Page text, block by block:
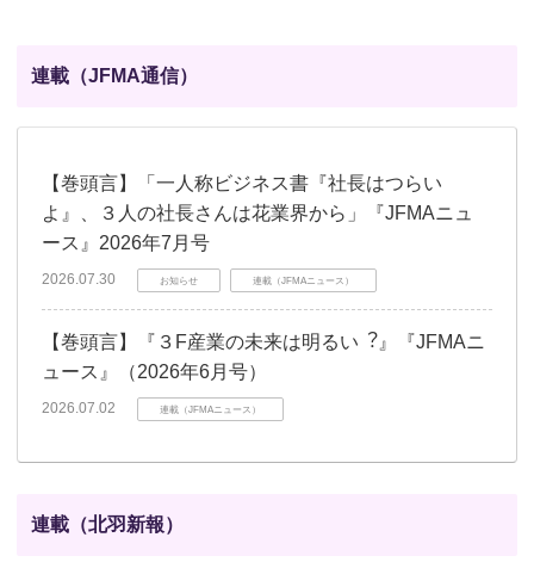
連載（JFMA通信）
【巻頭言】「一人称ビジネス書『社長はつらい
よ』、３人の社長さんは花業界から」『JFMAニュ
ース』2026年7月号
2026.07.30 お知らせ 連載（JFMAニュース）
【巻頭言】『３F産業の未来は明るい︖』『JFMAニ
ュース』（2026年6月号）
2026.07.02 連載（JFMAニュース）
連載（北羽新報）